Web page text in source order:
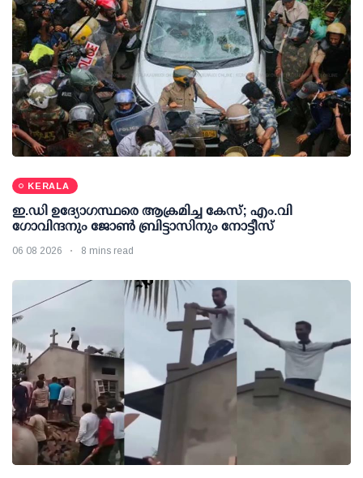
KERALA
ഇ.ഡി ഉദ്യോഗസ്ഥരെ ആക്രമിച്ച കേസ്; എം.വി
ഗോവിന്ദനും ജോണ്‍ ബ്രിട്ടാസിനും നോട്ടീസ്
06 08 2026 8 mins read